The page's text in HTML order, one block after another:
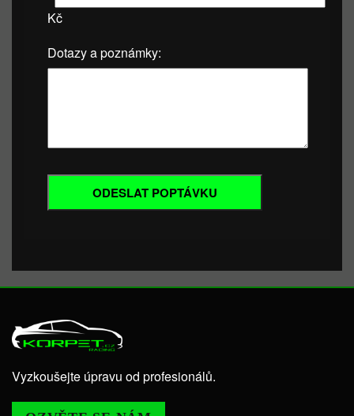
Kč
Dotazy a poznámky:
Vyzkoušejte úpravu od profesionálů.